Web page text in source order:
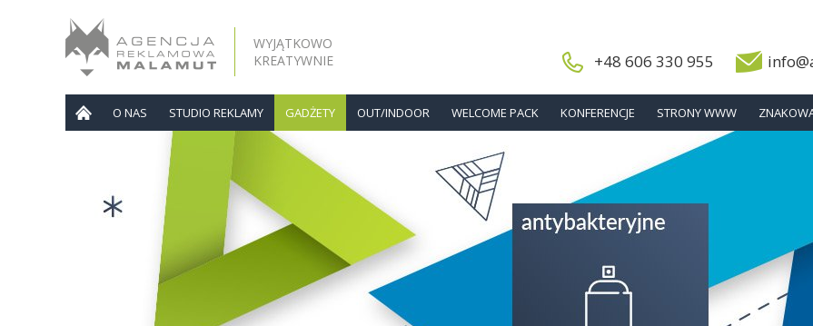
WYJĄTKOWO
KREATYWNIE
+48 606 330 955
O NAS STUDIO REKLAMY GADŻETY OUT/INDOOR WELCOME PACK KONFERENCJE STRONY WWW